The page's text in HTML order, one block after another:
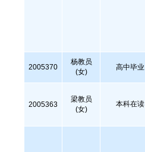
2005370
杨教员
(女)
高中毕业
2005363
梁教员
(女)
本科在读